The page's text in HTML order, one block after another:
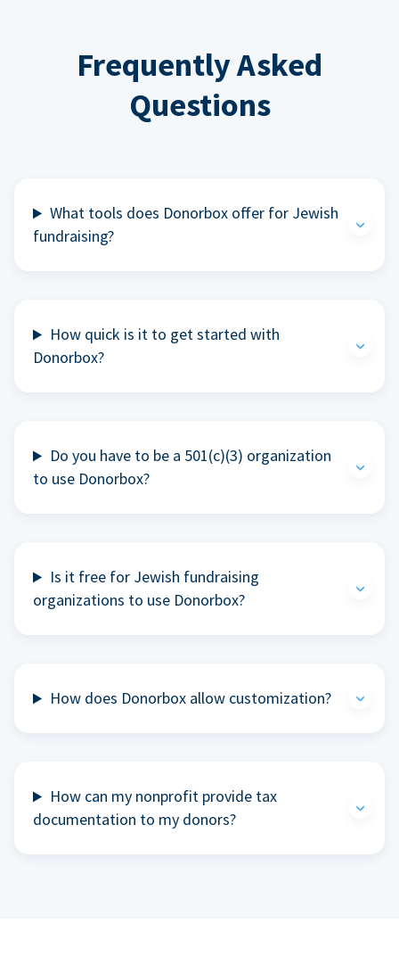
Frequently Asked
Questions
What tools does Donorbox offer for Jewish
fundraising?
How quick is it to get started with
Donorbox?
Do you have to be a 501(c)(3) organization
to use Donorbox?
Is it free for Jewish fundraising
organizations to use Donorbox?
How does Donorbox allow customization?
How can my nonprofit provide tax
documentation to my donors?